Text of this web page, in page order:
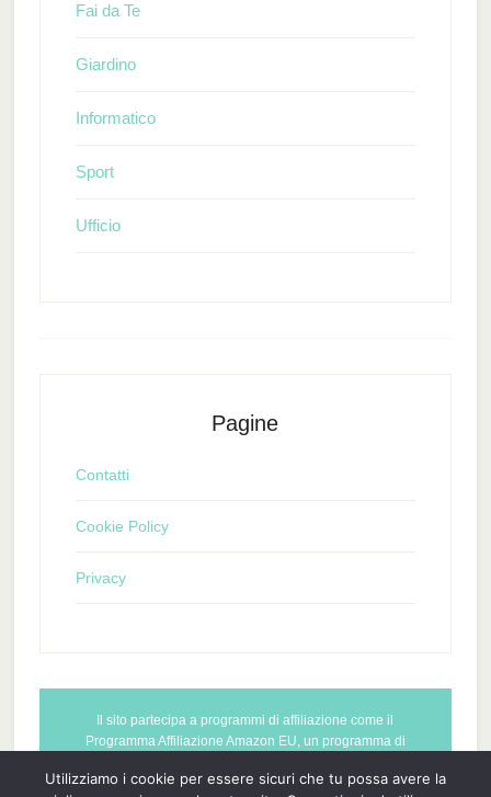
Fai da Te
Giardino
Informatico
Sport
Ufficio
Pagine
Contatti
Cookie Policy
Privacy
Il sito partecipa a programmi di affiliazione come il
Programma Affiliazione Amazon EU, un programma di
commissione pubblicitaria pubblicizzando e fornendo link al
Utilizziamo i cookie per essere sicuri che tu possa avere la